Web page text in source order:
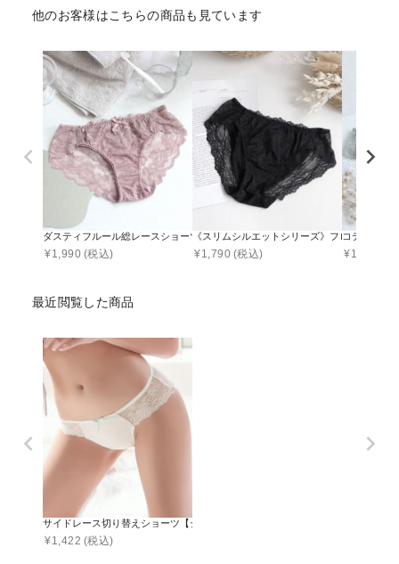
他のお客様はこちらの商品も見ています
ダスティフルール総レースショーツ 【ショーツ単品】
¥1,990 (税込)
《スリムシルエットシリーズ》フロントレー
¥1,790 (税込)
コデマリレ
¥1,790
最近閲覧した商品
サイドレース切り替えショーツ【ショーツ単品】
¥1,422 (税込)